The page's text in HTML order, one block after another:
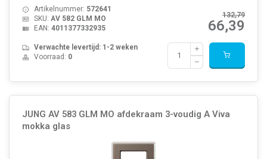
132,79
66,39
Artikelnummer: 572641
SKU: AV 582 GLM MO
EAN: 4011377332935
Verwachte levertijd: 1-2 weken
Voorraad: 0
JUNG AV 583 GLM MO afdekraam 3-voudig A Viva
mokka glas